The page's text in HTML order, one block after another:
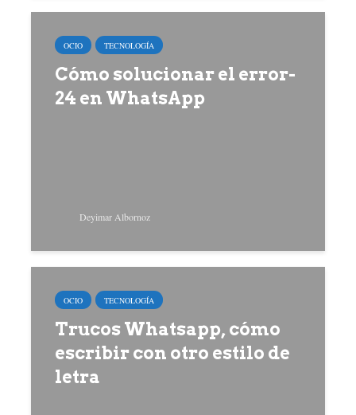
OCIO TECNOLOGÍA
Cómo solucionar el error-
24 en WhatsApp
Deyimar Albornoz
OCIO TECNOLOGÍA
Trucos Whatsapp, cómo
escribir con otro estilo de
letra